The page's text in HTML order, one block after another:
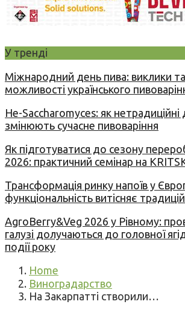
У тренді
Міжнародний день пива: виклики та
можливості українського
Не-Saccharomyces: як нетрадиційні
змінюють сучасне пивоваріння
Як підготуватися до сезону
2026: практичний семінар на
Трансформація ринку напоїв у
функціональність витісняє
AgroBerry&Veg 2026 у Рівному:
галузі долучаються до головної
події року
Home
Виноградарство
На Закарпатті створили…